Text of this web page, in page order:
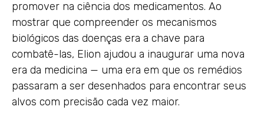
promover na ciência dos medicamentos. Ao
mostrar que compreender os mecanismos
biológicos das doenças era a chave para
combatê-las, Elion ajudou a inaugurar uma nova
era da medicina — uma era em que os remédios
passaram a ser desenhados para encontrar seus
alvos com precisão cada vez maior.